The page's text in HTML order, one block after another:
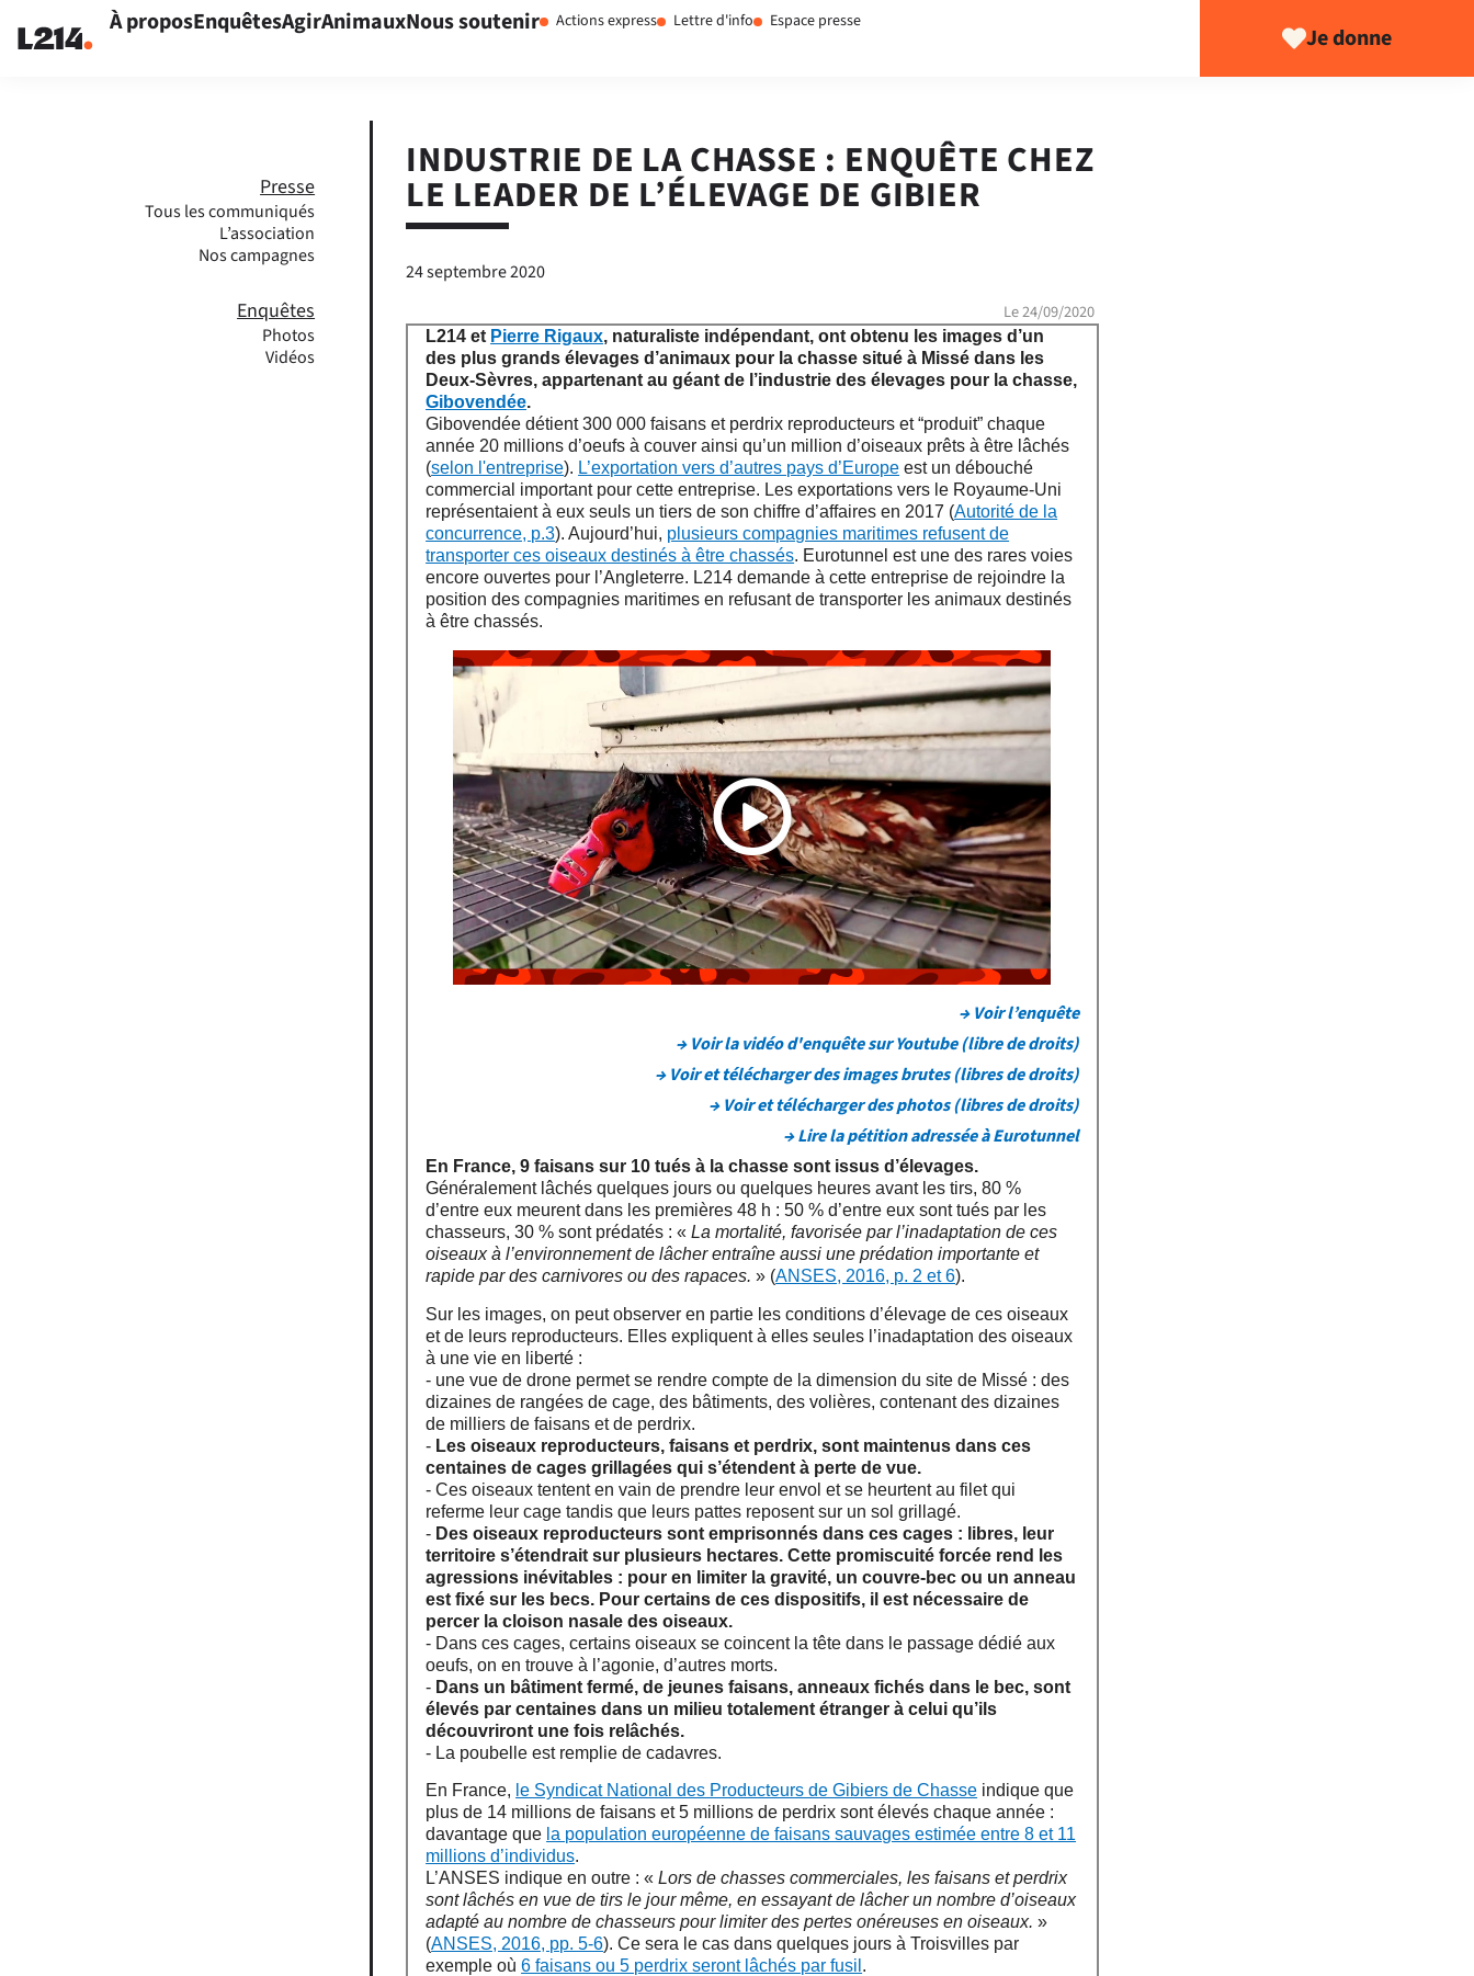
À proposEnquêtesAgirAnimauxNous soutenir Actions express Lettre d'info Espace presse
Je donne
Presse
Tous les communiqués
L’association
Nos campagnes
Enquêtes
Photos
Vidéos
INDUSTRIE DE LA CHASSE : ENQUÊTE CHEZ
LE LEADER DE L’ÉLEVAGE DE GIBIER
24 septembre 2020
Le 24/09/2020
L214 et Pierre Rigaux, naturaliste indépendant, ont obtenu les images d’un
des plus grands élevages d’animaux pour la chasse situé à Missé dans les
Deux-Sèvres, appartenant au géant de l’industrie des élevages pour la chasse,
Gibovendée.
Gibovendée détient 300 000 faisans et perdrix reproducteurs et “produit” chaque
année 20 millions d’oeufs à couver ainsi qu’un million d’oiseaux prêts à être lâchés
(selon l'entreprise). L’exportation vers d’autres pays d’Europe est un débouché
commercial important pour cette entreprise. Les exportations vers le Royaume-Uni
représentaient à eux seuls un tiers de son chiffre d’affaires en 2017 (Autorité de la
concurrence, p.3). Aujourd’hui, plusieurs compagnies maritimes refusent de
transporter ces oiseaux destinés à être chassés. Eurotunnel est une des rares voies
encore ouvertes pour l’Angleterre. L214 demande à cette entreprise de rejoindre la
position des compagnies maritimes en refusant de transporter les animaux destinés
à être chassés.
→ Voir l’enquête
→ Voir la vidéo d'enquête sur Youtube (libre de droits)
→ Voir et télécharger des images brutes (libres de droits)
→ Voir et télécharger des photos (libres de droits)
→ Lire la pétition adressée à Eurotunnel
En France, 9 faisans sur 10 tués à la chasse sont issus d’élevages.
Généralement lâchés quelques jours ou quelques heures avant les tirs, 80 %
d’entre eux meurent dans les premières 48 h : 50 % d’entre eux sont tués par les
chasseurs, 30 % sont prédatés : «La mortalité, favorisée par l’inadaptation de ces
oiseaux à l’environnement de lâcher entraîne aussi une prédation importante et
rapide par des carnivores ou des rapaces. » (ANSES, 2016, p. 2 et 6).
Sur les images, on peut observer en partie les conditions d’élevage de ces oiseaux
et de leurs reproducteurs. Elles expliquent à elles seules l’inadaptation des oiseaux
à une vie en liberté :
- une vue de drone permet se rendre compte de la dimension du site de Missé : des
dizaines de rangées de cage, des bâtiments, des volières, contenant des dizaines
de milliers de faisans et de perdrix.
- Les oiseaux reproducteurs, faisans et perdrix, sont maintenus dans ces
centaines de cages grillagées qui s’étendent à perte de vue.
- Ces oiseaux tentent en vain de prendre leur envol et se heurtent au filet qui
referme leur cage tandis que leurs pattes reposent sur un sol grillagé.
- Des oiseaux reproducteurs sont emprisonnés dans ces cages : libres, leur
territoire s’étendrait sur plusieurs hectares. Cette promiscuité forcée rend les
agressions inévitables : pour en limiter la gravité, un couvre-bec ou un anneau
est fixé sur les becs. Pour certains de ces dispositifs, il est nécessaire de
percer la cloison nasale des oiseaux.
- Dans ces cages, certains oiseaux se coincent la tête dans le passage dédié aux
oeufs, on en trouve à l’agonie, d’autres morts.
- Dans un bâtiment fermé, de jeunes faisans, anneaux fichés dans le bec, sont
élevés par centaines dans un milieu totalement étranger à celui qu’ils
découvriront une fois relâchés.
- La poubelle est remplie de cadavres.
En France, le Syndicat National des Producteurs de Gibiers de Chasse indique que
plus de 14 millions de faisans et 5 millions de perdrix sont élevés chaque année :
davantage que la population européenne de faisans sauvages estimée entre 8 et 11
millions d’individus.
L’ANSES indique en outre : «Lors de chasses commerciales, les faisans et perdrix
sont lâchés en vue de tirs le jour même, en essayant de lâcher un nombre d’oiseaux
adapté au nombre de chasseurs pour limiter des pertes onéreuses en oiseaux. »
(ANSES, 2016, pp. 5-6). Ce sera le cas dans quelques jours à Troisvilles par
exemple où6 faisans ou 5 perdrix seront lâchés par fusil .